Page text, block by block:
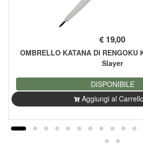
€ 19,00
OMBRELLO KATANA DI RENGOKU
Slayer
DISPONIBILE
Aggiungi al Carrello